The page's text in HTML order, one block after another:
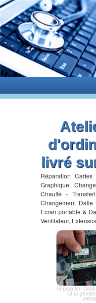
livré
Réparation
Graphique,
Chauffe -
Changement
Ecran portable &
Ventilateur,
Réparation